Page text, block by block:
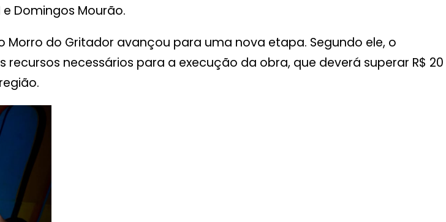
Domingos Mourão.
do Gritador avançou para uma nova etapa. Segundo ele, o
necessários para a execução da obra, que deverá superar R$ 20